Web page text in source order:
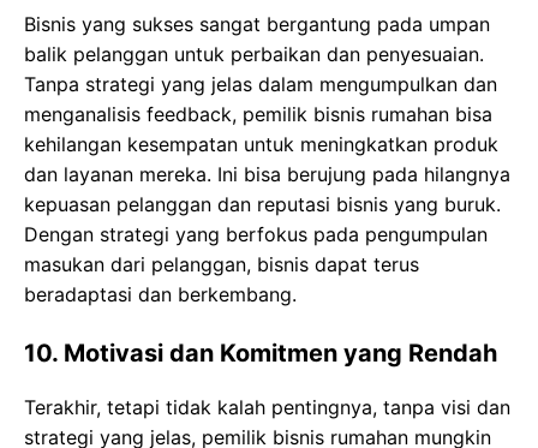
Bisnis yang sukses sangat bergantung pada umpan
balik pelanggan untuk perbaikan dan penyesuaian.
Tanpa strategi yang jelas dalam mengumpulkan dan
menganalisis feedback, pemilik bisnis rumahan bisa
kehilangan kesempatan untuk meningkatkan produk
dan layanan mereka. Ini bisa berujung pada hilangnya
kepuasan pelanggan dan reputasi bisnis yang buruk.
Dengan strategi yang berfokus pada pengumpulan
masukan dari pelanggan, bisnis dapat terus
beradaptasi dan berkembang.
10. Motivasi dan Komitmen yang Rendah
Terakhir, tetapi tidak kalah pentingnya, tanpa visi dan
strategi yang jelas, pemilik bisnis rumahan mungkin